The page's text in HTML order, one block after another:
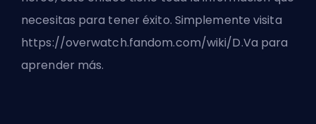
necesitas para tener éxito. Simplemente visita
https://overwatch.fandom.com/wiki/D.Va para
aprender más.